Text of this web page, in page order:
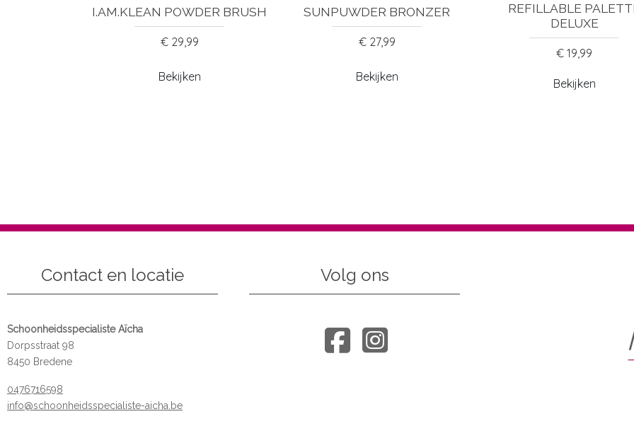
I.AM.KLEAN POWDER BRUSH
€ 29,99
Bekijken
SUNPUWDER BRONZER
€ 27,99
Bekijken
REFILLABLE
DELUXE
€ 19,99
Bekijken
Contact en locatie
Schoonheidsspecialiste Aïcha
Dorpsstraat 98
8450 Bredene
0476716598
info@schoonheidsspecialiste-aicha.be
Volg ons